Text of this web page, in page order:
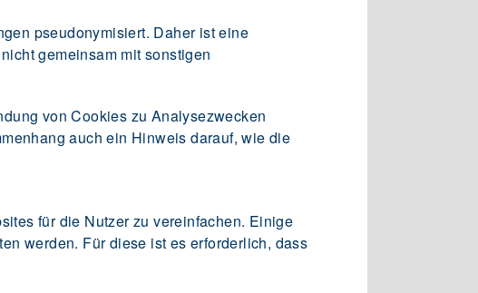
pseudonymisiert. Daher ist eine
gemeinsam mit sonstigen
von Cookies zu Analysezwecken
auch ein Hinweis darauf, wie die
für die Nutzer zu vereinfachen. Einige
werden. Für diese ist es erforderlich, dass